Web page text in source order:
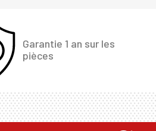
Garantie 1 an sur les
pièces